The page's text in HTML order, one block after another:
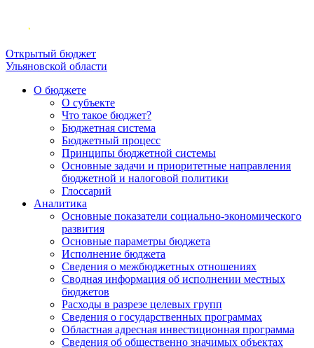
Открытый бюджет
Ульяновской области
О бюджете
О субъекте
Что такое бюджет?
Бюджетная система
Бюджетный процесс
Принципы бюджетной системы
Основные задачи и приоритетные направления
бюджетной и налоговой политики
Глоссарий
Аналитика
Основные показатели социально-экономического
развития
Основные параметры бюджета
Исполнение бюджета
Сведения о межбюджетных отношениях
Сводная информация об исполнении местных
бюджетов
Расходы в разрезе целевых групп
Сведения о государственных программах
Областная адресная инвестиционная программа
Сведения об общественно значимых объектах